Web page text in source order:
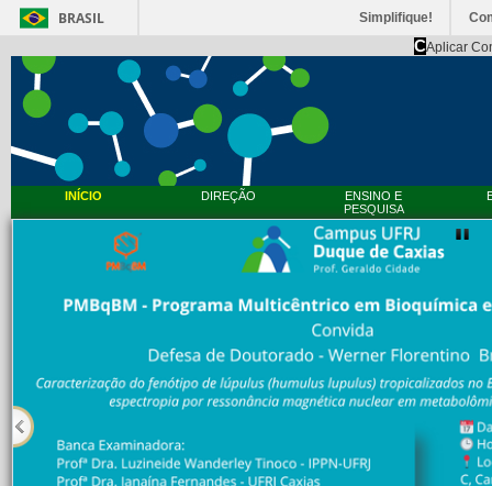
BRASIL Simplifique!
CAplicar
INÍCIO DIREÇÃO
ENSINO E
PESQUISA